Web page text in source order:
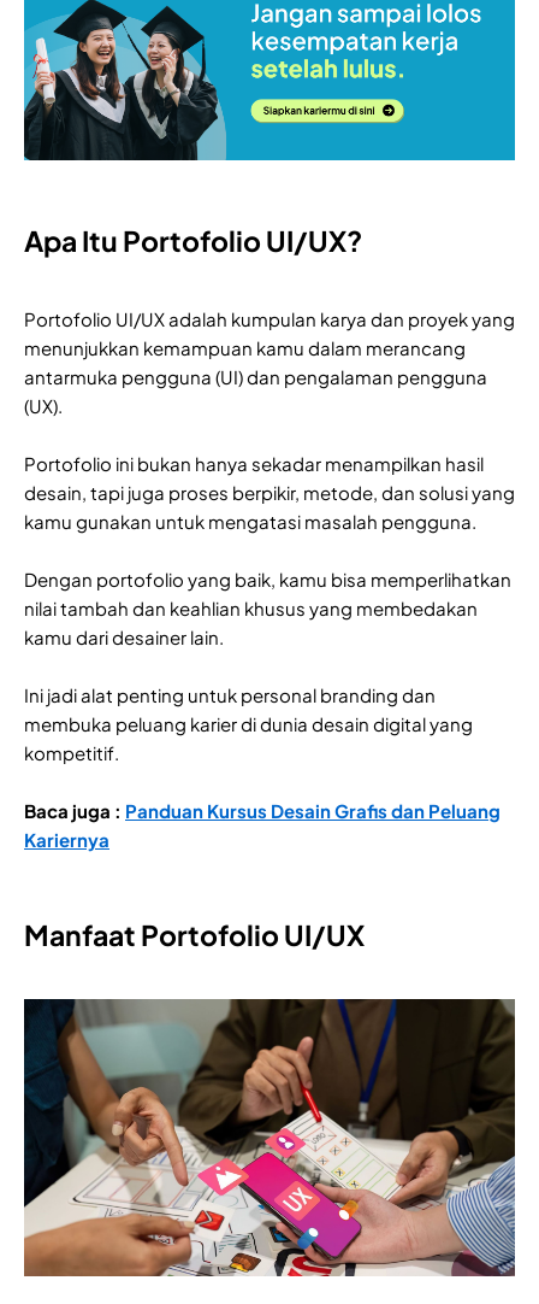
Apa Itu Portofolio UI/UX?
Portofolio UI/UX adalah kumpulan karya dan proyek yang
menunjukkan kemampuan kamu dalam merancang
antarmuka pengguna (UI) dan pengalaman pengguna
(UX).
Portofolio ini bukan hanya sekadar menampilkan hasil
desain, tapi juga proses berpikir, metode, dan solusi yang
kamu gunakan untuk mengatasi masalah pengguna.
Dengan portofolio yang baik, kamu bisa memperlihatkan
nilai tambah dan keahlian khusus yang membedakan
kamu dari desainer lain.
Ini jadi alat penting untuk personal branding dan
membuka peluang karier di dunia desain digital yang
kompetitif.
Baca juga : Panduan Kursus Desain Grafis dan Peluang
Kariernya
Manfaat Portofolio UI/UX